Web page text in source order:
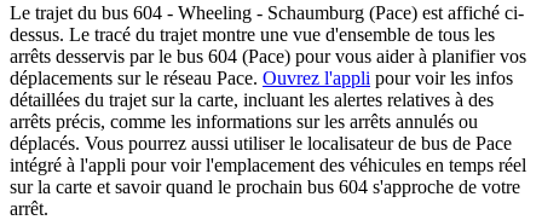
Le trajet du bus 604 - Wheeling - Schaumburg (Pace) est affiché ci-
dessus. Le tracé du trajet montre une vue d'ensemble de tous les
arrêts desservis par le bus 604 (Pace) pour vous aider à planifier vos
déplacements sur le réseau Pace. Ouvrez l'appli pour voir les infos
détaillées du trajet sur la carte, incluant les alertes relatives à des
arrêts précis, comme les informations sur les arrêts annulés ou
déplacés. Vous pourrez aussi utiliser le localisateur de bus de Pace
intégré à l'appli pour voir l'emplacement des véhicules en temps réel
sur la carte et savoir quand le prochain bus 604 s'approche de votre
arrêt.